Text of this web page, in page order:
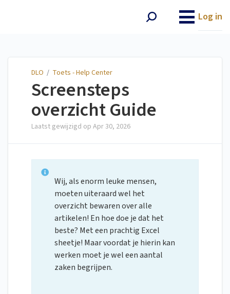
Log in
DLO / Toets - Help Center
Screensteps
overzicht Guide
Laatst gewijzigd op Apr 30, 2026
Wij, als enorm leuke mensen,
moeten uiteraard wel het
overzicht bewaren over alle
artikelen! En hoe doe je dat het
beste? Met een prachtig Excel
sheetje! Maar voordat je hierin kan
werken moet je wel een aantal
zaken begrijpen.